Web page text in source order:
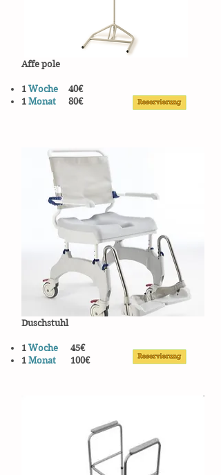
Affe pole
1 Woche 40€
1 Monat 80€
Duschstuhl
1 Woche 45€
1 Monat 100€